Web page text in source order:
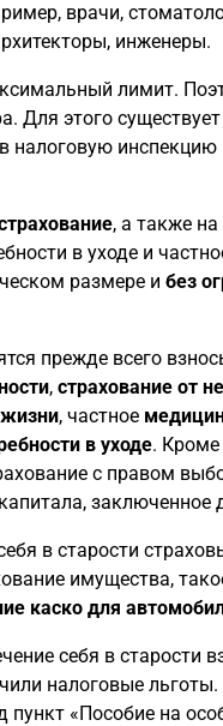
врачи,
инженеры.
лимит.
Для этого существует
инспекцию
, а также на
в уходе и
размере и без
прежде всего
, страхование от
, частное
в уходе. Кроме
с правом
заключенное
в старости
имущества,
каско для
себя в старости
налоговые
«Пособие на